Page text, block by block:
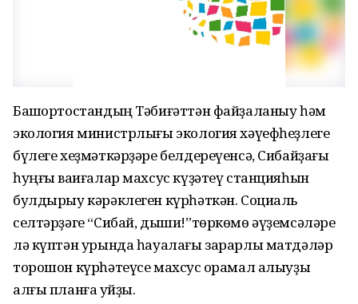
Башҡортостандың Тәбиғәттән файҙаланыу һәм
экология министрлығы экология хәүефһеҙлеге
бүлеге хеҙмәткәрҙәре белдереүенсә, Сибайҙағы
һуңғы ваҡиғалар махсус күҙәтеү станцияһын
булдырыу кәрәклеген күрһәткән. Социаль
селтәрҙәге “Сибай, дыши!”төркөмө әүҙемсәләре
лә күптән урында һауалағы зарарлы матдәләр
торошон күрһәтеүсе махсус ҡорамал алыуҙы
алғы планға ҡуйҙы.